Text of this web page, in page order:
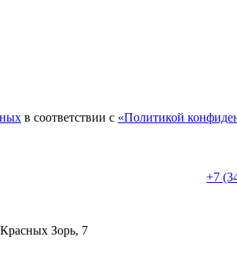
в соответствии с «Политикой
+7
Зорь, 7